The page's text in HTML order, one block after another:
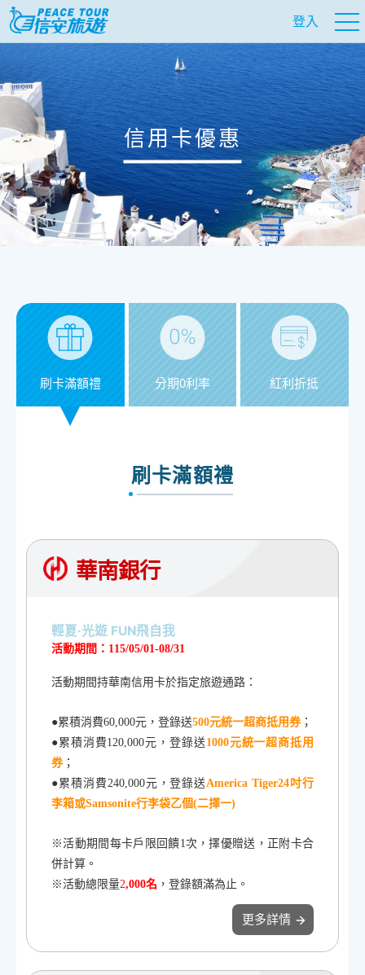
登入
信用卡優惠
刷卡滿額禮 分期0利率 紅利折抵
刷卡滿額禮
華南銀行
輕夏·光遊 FUN飛自我
活動期間：115/05/01-08/31
活動期間持華南信用卡於指定旅遊通路：
●累積消費60,000元，登錄送500元統一超商抵用券；
●累積消費120,000元，登錄送1000元統一超商抵用
券；
●累積消費240,000元，登錄送America Tiger24吋行
李箱或Samsonite行李袋乙個(二擇一)
※活動期間每卡戶限回饋1次，擇優贈送，正附卡合
併計算。
※活動總限量2,000名 ，登錄額滿為止。
更多詳情